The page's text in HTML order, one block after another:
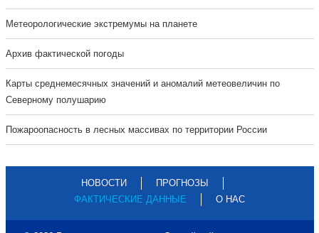
Метеорологические экстремумы на планете
Архив фактической погоды
Карты среднемесячных значений и аномалий метеовеличин по
Северному полушарию
Пожароопасность в лесных массивах по территории России
НОВОСТИ
ПРОГНОЗЫ
ФАКТИЧЕСКИЕ ДАННЫЕ
О НАС